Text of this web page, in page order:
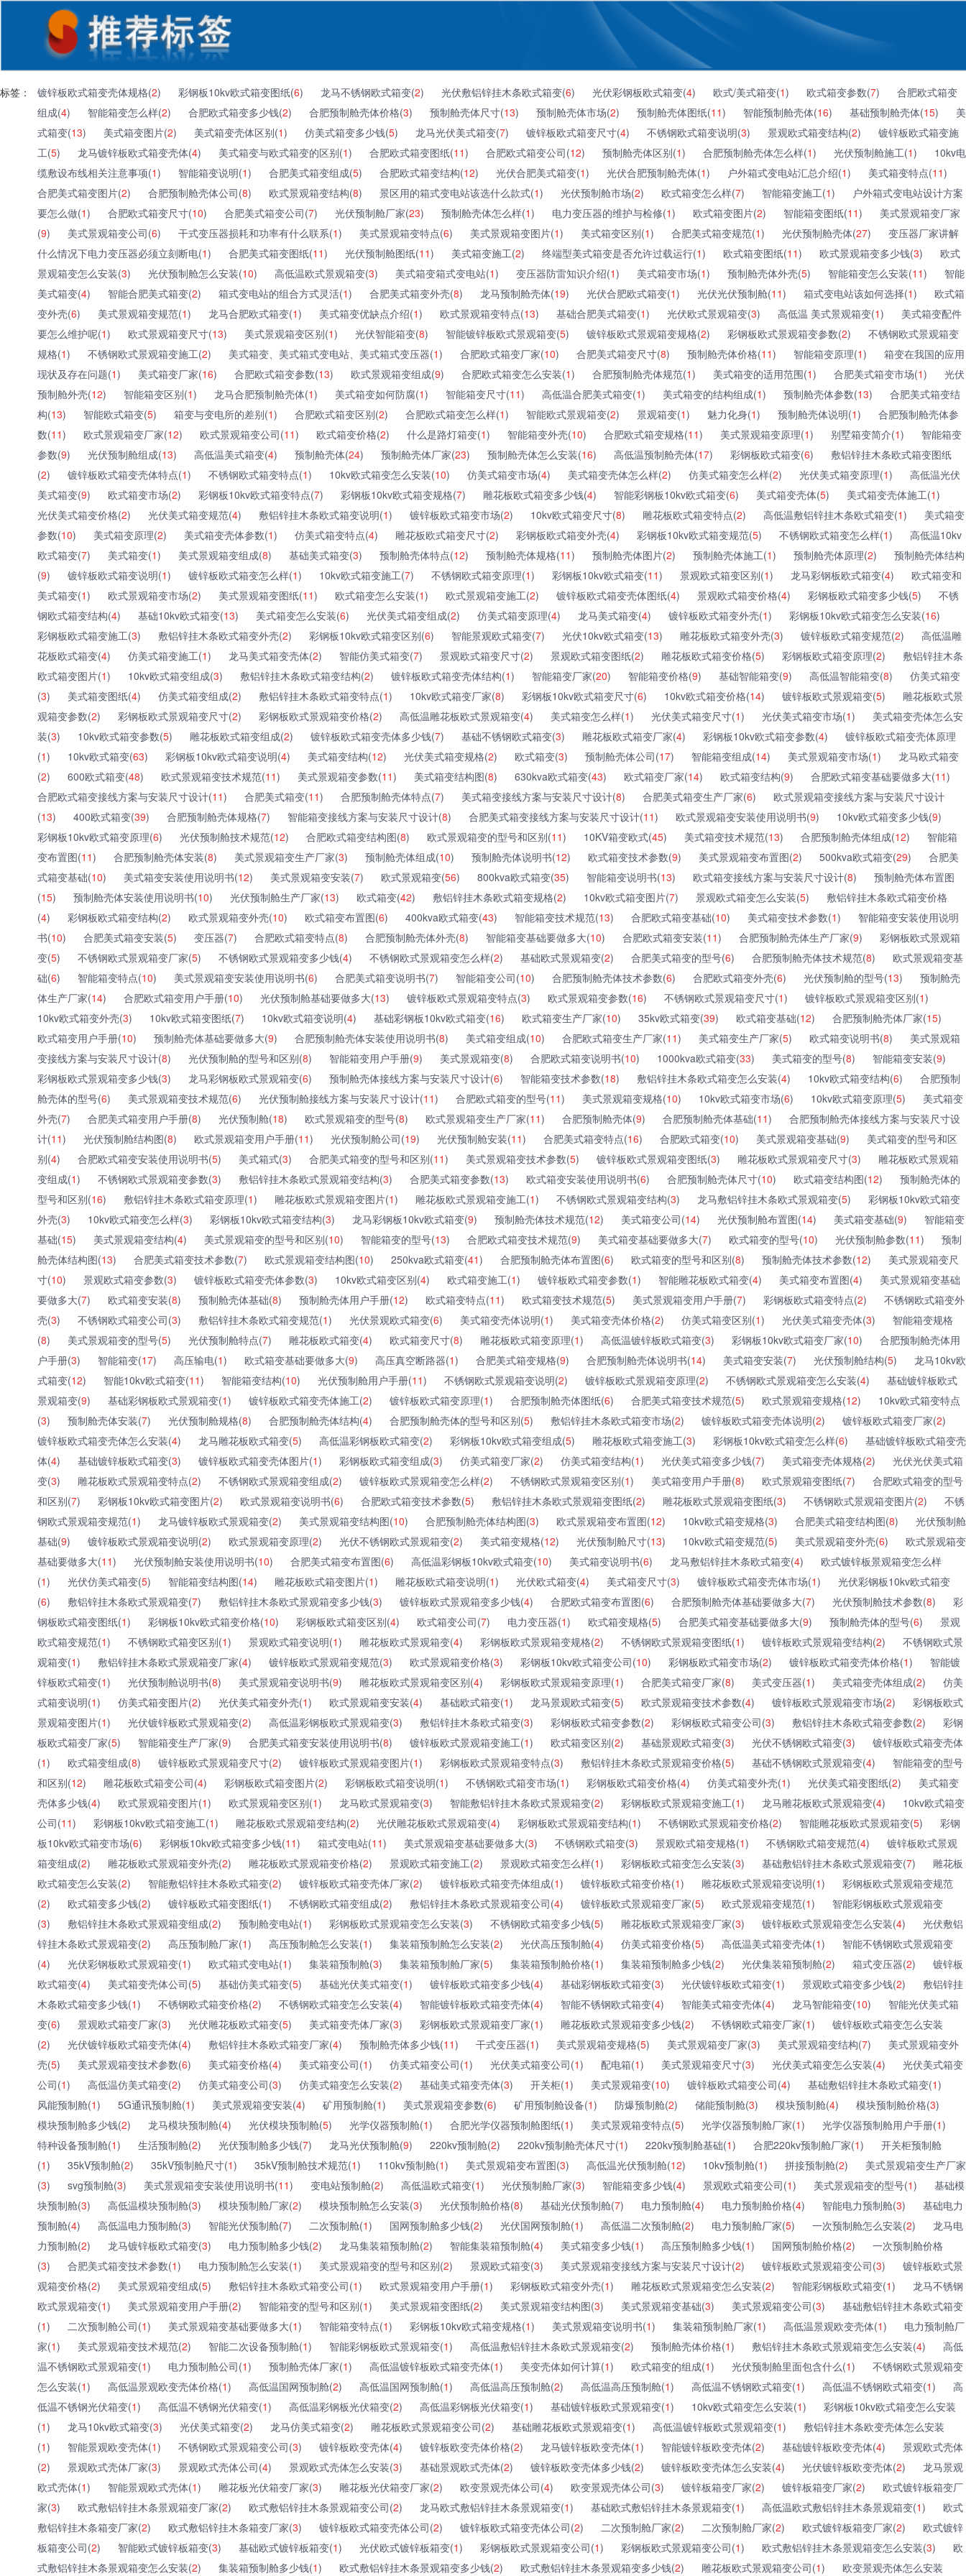
标签： 镀锌板欧式箱变壳体规格(2) 彩钢板10kv欧式箱变图纸(6) 龙马不锈钢欧式箱变(2) 光伏敷铝锌挂木条欧式箱变(6) 光伏彩钢板欧式箱变(4) 欧式/美式箱变(1) 欧式箱变参数(7)
合肥欧式箱变
组成(4) 智能箱变怎么样(2) 合肥欧式箱变多少钱(2) 合肥预制舱壳体价格(3) 预制舱壳体尺寸(13) 预制舱壳体市场(2) 预制舱壳体图纸(11) 智能预制舱壳体(16) 基础预制舱壳体(15)
美
式箱变(13) 美式箱变图片(2) 美式箱变壳体区别(1) 仿美式箱变多少钱(5) 龙马光伏美式箱变(7) 镀锌板欧式箱变尺寸(4) 不锈钢欧式箱变说明(3) 景观欧式箱变结构(2)
镀锌板欧式箱变施
工(5) 龙马镀锌板欧式箱变壳体(4) 美式箱变与欧式箱变的区别(1) 合肥欧式箱变图纸(11) 合肥欧式箱变公司(12) 预制舱壳体区别(1) 合肥预制舱壳体怎么样(1) 光伏预制舱施工(1)
10kv电
缆敷设布线相关注意事项(1) 智能箱变说明(1) 合肥美式箱变组成(5) 合肥欧式箱变结构(12) 光伏合肥美式箱变(1) 光伏合肥预制舱壳体(1) 户外箱式变电站汇总介绍(1) 美式箱变特点(11)
合肥美式箱变图片(2) 合肥预制舱壳体公司(8) 欧式景观箱变结构(8) 景区用的箱式变电站该选什么款式(1) 光伏预制舱市场(2) 欧式箱变怎么样(7) 智能箱变施工(1)
户外箱式变电站设计方案
要怎么做(1) 合肥欧式箱变尺寸(10) 合肥美式箱变公司(7) 光伏预制舱厂家(23) 预制舱壳体怎么样(1) 电力变压器的维护与检修(1) 欧式箱变图片(2) 智能箱变图纸(11)
美式景观箱变厂家
(9) 美式景观箱变公司(6) 干式变压器损耗和功率有什么联系(1) 美式景观箱变特点(6) 美式景观箱变图片(1) 美式箱变区别(1) 合肥美式箱变规范(1) 光伏预制舱壳体(27)
变压器厂家讲解
什么情况下电力变压器必须立刻断电(1) 合肥美式箱变图纸(11) 光伏预制舱图纸(11) 美式箱变施工(2) 终端型美式箱变是否允许过载运行(1) 欧式箱变图纸(11) 欧式景观箱变多少钱(3)
欧式
景观箱变怎么安装(3) 光伏预制舱怎么安装(10) 高低温欧式景观箱变(3) 美式箱变箱式变电站(1) 变压器防雷知识介绍(1) 美式箱变市场(1) 预制舱壳体外壳(5) 智能箱变怎么安装(11)
智能
美式箱变(4) 智能合肥美式箱变(2) 箱式变电站的组合方式灵活(1) 合肥美式箱变外壳(8) 龙马预制舱壳体(19) 光伏合肥欧式箱变(1) 光伏光伏预制舱(11) 箱式变电站该如何选择(1)
欧式箱
变外壳(6) 美式景观箱变规范(1) 龙马合肥欧式箱变(1) 美式箱变优缺点介绍(1) 欧式景观箱变特点(13) 基础合肥美式箱变(1) 光伏欧式景观箱变(3) 高低温 美式景观箱变(1)
美式箱变配件
要怎么维护呢(1) 欧式景观箱变尺寸(13) 美式景观箱变区别(1) 光伏智能箱变(8) 智能镀锌板欧式景观箱变(5) 镀锌板欧式景观箱变规格(2) 彩钢板欧式景观箱变参数(2)
不锈钢欧式景观箱变
规格(1) 不锈钢欧式景观箱变施工(2) 美式箱变、美式箱式变电站、美式箱式变压器(1) 合肥欧式箱变厂家(10) 合肥美式箱变尺寸(8) 预制舱壳体价格(11) 智能箱变原理(1)
箱变在我国的应用
现状及存在问题(1) 美式箱变厂家(16) 合肥欧式箱变参数(13) 欧式景观箱变组成(9) 合肥欧式箱变怎么安装(1) 合肥预制舱壳体规范(1) 美式箱变的适用范围(1) 合肥美式箱变市场(1)
光伏
预制舱外壳(12) 智能箱变区别(1) 龙马合肥预制舱壳体(1) 美式箱变如何防腐(1) 智能箱变尺寸(11) 高低温合肥美式箱变(1) 美式箱变的结构组成(1) 预制舱壳体参数(13)
合肥美式箱变结
构(13) 智能欧式箱变(5) 箱变与变电所的差别(1) 合肥欧式箱变区别(2) 合肥欧式箱变怎么样(1) 智能欧式景观箱变(2) 景观箱变(1) 魅力化身(1) 预制舱壳体说明(1)
合肥预制舱壳体参
数(11) 欧式景观箱变厂家(12) 欧式景观箱变公司(11) 欧式箱变价格(2) 什么是路灯箱变(1) 智能箱变外壳(10) 合肥欧式箱变规格(11) 美式景观箱变原理(1) 别墅箱变简介(1)
智能箱变
参数(9) 光伏预制舱组成(13) 高低温美式箱变(4) 预制舱壳体(24) 预制舱壳体厂家(23) 预制舱壳体怎么安装(16) 高低温预制舱壳体(17) 彩钢板欧式箱变(6)
敷铝锌挂木条欧式箱变图纸
(2) 镀锌板欧式箱变壳体特点(1) 不锈钢欧式箱变特点(1) 10kv欧式箱变怎么安装(10) 仿美式箱变市场(4) 美式箱变壳体怎么样(2) 仿美式箱变怎么样(2) 光伏美式箱变原理(1)
高低温光伏
美式箱变(9) 欧式箱变市场(2) 彩钢板10kv欧式箱变特点(7) 彩钢板10kv欧式箱变规格(7) 雕花板欧式箱变多少钱(4) 智能彩钢板10kv欧式箱变(6) 美式箱变壳体(5) 美式箱变壳体施工(1)
光伏美式箱变价格(2) 光伏美式箱变规范(4) 敷铝锌挂木条欧式箱变说明(1) 镀锌板欧式箱变市场(2) 10kv欧式箱变尺寸(8) 雕花板欧式箱变特点(2) 高低温敷铝锌挂木条欧式箱变(1)
美式箱变
参数(10) 美式箱变原理(2) 美式箱变壳体参数(1) 仿美式箱变特点(4) 雕花板欧式箱变尺寸(2) 彩钢板欧式箱变外壳(4) 彩钢板10kv欧式箱变规范(5) 不锈钢欧式箱变怎么样(1)
高低温10kv
欧式箱变(7) 美式箱变(1) 美式景观箱变组成(8) 基础美式箱变(3) 预制舱壳体特点(12) 预制舱壳体规格(11) 预制舱壳体图片(2) 预制舱壳体施工(1) 预制舱壳体原理(2)
预制舱壳体结构
(9) 镀锌板欧式箱变说明(1) 镀锌板欧式箱变怎么样(1) 10kv欧式箱变施工(7) 不锈钢欧式箱变原理(1) 彩钢板10kv欧式箱变(11) 景观欧式箱变区别(1) 龙马彩钢板欧式箱变(4)
欧式箱变和
美式箱变(1) 欧式景观箱变市场(2) 美式景观箱变图纸(11) 欧式箱变怎么安装(1) 欧式景观箱变施工(2) 镀锌板欧式箱变壳体图纸(4) 景观欧式箱变价格(4) 彩钢板欧式箱变多少钱(5)
不锈
钢欧式箱变结构(4) 基础10kv欧式箱变(13) 美式箱变怎么安装(6) 光伏美式箱变组成(2) 仿美式箱变原理(4) 龙马美式箱变(4) 镀锌板欧式箱变外壳(1) 彩钢板10kv欧式箱变怎么安装(16)
彩钢板欧式箱变施工(3) 敷铝锌挂木条欧式箱变外壳(2) 彩钢板10kv欧式箱变区别(6) 智能景观欧式箱变(7) 光伏10kv欧式箱变(13) 雕花板欧式箱变外壳(3) 镀锌板欧式箱变规范(2)
高低温雕
花板欧式箱变(4) 仿美式箱变施工(1) 龙马美式箱变壳体(2) 智能仿美式箱变(7) 景观欧式箱变尺寸(2) 景观欧式箱变图纸(2) 雕花板欧式箱变价格(5) 彩钢板欧式箱变原理(2)
敷铝锌挂木条
欧式箱变图片(1) 10kv欧式箱变组成(3) 敷铝锌挂木条欧式箱变结构(2) 镀锌板欧式箱变壳体结构(1) 智能箱变厂家(20) 智能箱变价格(9) 基础智能箱变(9) 高低温智能箱变(8)
仿美式箱变
(3) 美式箱变图纸(4) 仿美式箱变组成(2) 敷铝锌挂木条欧式箱变特点(1) 10kv欧式箱变厂家(8) 彩钢板10kv欧式箱变尺寸(6) 10kv欧式箱变价格(14) 镀锌板欧式景观箱变(5)
雕花板欧式景
观箱变参数(2) 彩钢板欧式景观箱变尺寸(2) 彩钢板欧式景观箱变价格(2) 高低温雕花板欧式景观箱变(4) 美式箱变怎么样(1) 光伏美式箱变尺寸(1) 光伏美式箱变市场(1)
美式箱变壳体怎么安
装(3) 10kv欧式箱变参数(5) 雕花板欧式箱变组成(2) 镀锌板欧式箱变壳体多少钱(7) 基础不锈钢欧式箱变(3) 雕花板欧式箱变厂家(4) 彩钢板10kv欧式箱变参数(4)
镀锌板欧式箱变壳体原理
(1) 10kv欧式箱变(63) 彩钢板10kv欧式箱变说明(4) 美式箱变结构(12) 光伏美式箱变规格(2) 欧式箱变(3) 预制舱壳体公司(17) 智能箱变组成(14) 美式景观箱变市场(1)
龙马欧式箱变
(2) 600欧式箱变(48) 欧式景观箱变技术规范(11) 美式景观箱变参数(11) 美式箱变结构图(8) 630kva欧式箱变(43) 欧式箱变厂家(14) 欧式箱变结构(9) 合肥欧式箱变基础要做多大(11)
合肥欧式箱变接线方案与安装尺寸设计(11) 合肥美式箱变(11) 合肥预制舱壳体特点(7) 美式箱变接线方案与安装尺寸设计(8) 合肥美式箱变生产厂家(6)
欧式景观箱变接线方案与安装尺寸设计
(13) 400欧式箱变(39) 合肥预制舱壳体规格(7) 智能箱变接线方案与安装尺寸设计(8) 合肥美式箱变接线方案与安装尺寸设计(11) 欧式景观箱变安装使用说明书(9) 10kv欧式箱变多少钱(9)
彩钢板10kv欧式箱变原理(6) 光伏预制舱技术规范(12) 合肥欧式箱变结构图(8) 欧式景观箱变的型号和区别(11) 10KV箱变欧式(45) 美式箱变技术规范(13) 合肥预制舱壳体组成(12)
智能箱
变布置图(11) 合肥预制舱壳体安装(8) 美式景观箱变生产厂家(3) 预制舱壳体组成(10) 预制舱壳体说明书(12) 欧式箱变技术参数(9) 美式景观箱变布置图(2) 500kva欧式箱变(29)
合肥美
式箱变基础(10) 美式箱变安装使用说明书(12) 美式景观箱变安装(7) 欧式景观箱变(56) 800kva欧式箱变(35) 智能箱变说明书(13) 欧式箱变接线方案与安装尺寸设计(8)
预制舱壳体布置图
(15) 预制舱壳体安装使用说明书(10) 光伏预制舱生产厂家(13) 欧式箱变(42) 敷铝锌挂木条欧式箱变规格(2) 10kv欧式箱变图片(7) 景观欧式箱变怎么安装(5)
敷铝锌挂木条欧式箱变价格
(4) 彩钢板欧式箱变结构(2) 欧式景观箱变外壳(10) 欧式箱变布置图(6) 400kva欧式箱变(43) 智能箱变技术规范(13) 合肥欧式箱变基础(10) 美式箱变技术参数(1)
智能箱变安装使用说明
书(10) 合肥美式箱变安装(5) 变压器(7) 合肥欧式箱变特点(8) 合肥预制舱壳体外壳(8) 智能箱变基础要做多大(10) 合肥欧式箱变安装(11) 合肥预制舱壳体生产厂家(9)
彩钢板欧式景观箱
变(5) 不锈钢欧式景观箱变厂家(5) 不锈钢欧式景观箱变多少钱(4) 不锈钢欧式景观箱变怎么样(2) 基础欧式景观箱变(2) 合肥美式箱变的型号(6) 合肥预制舱壳体技术规范(8)
欧式景观箱变基
础(6) 智能箱变特点(10) 美式景观箱变安装使用说明书(6) 合肥美式箱变说明书(7) 智能箱变公司(10) 合肥预制舱壳体技术参数(6) 合肥欧式箱变外壳(6) 光伏预制舱的型号(13)
预制舱壳
体生产厂家(14) 合肥欧式箱变用户手册(10) 光伏预制舱基础要做多大(13) 镀锌板欧式景观箱变特点(3) 欧式景观箱变参数(16) 不锈钢欧式景观箱变尺寸(1) 镀锌板欧式景观箱变区别(1)
10kv欧式箱变外壳(3) 10kv欧式箱变图纸(7) 10kv欧式箱变说明(4) 基础彩钢板10kv欧式箱变(16) 欧式箱变生产厂家(10) 35kv欧式箱变(39) 欧式箱变基础(12) 合肥预制舱壳体厂家(15)
欧式箱变用户手册(10) 预制舱壳体基础要做多大(9) 合肥预制舱壳体安装使用说明书(8) 美式箱变组成(10) 合肥欧式箱变生产厂家(11) 美式箱变生产厂家(5) 欧式箱变说明书(8)
美式景观箱
变接线方案与安装尺寸设计(8) 光伏预制舱的型号和区别(8) 智能箱变用户手册(9) 美式景观箱变(8) 合肥欧式箱变说明书(10) 1000kva欧式箱变(33) 美式箱变的型号(8) 智能箱变安装(9)
彩钢板欧式景观箱变多少钱(3) 龙马彩钢板欧式景观箱变(6) 预制舱壳体接线方案与安装尺寸设计(6) 智能箱变技术参数(18) 敷铝锌挂木条欧式箱变怎么安装(4) 10kv欧式箱变结构(6)
合肥预制
舱壳体的型号(6) 美式景观箱变技术规范(6) 光伏预制舱接线方案与安装尺寸设计(11) 合肥欧式箱变的型号(11) 美式景观箱变规格(10) 10kv欧式箱变市场(6) 10kv欧式箱变原理(5)
美式箱变
外壳(7) 合肥美式箱变用户手册(8) 光伏预制舱(18) 欧式景观箱变的型号(8) 欧式景观箱变生产厂家(11) 合肥预制舱壳体(9) 合肥预制舱壳体基础(11)
合肥预制舱壳体接线方案与安装尺寸设
计(11) 光伏预制舱结构图(8) 欧式景观箱变用户手册(11) 光伏预制舱公司(19) 光伏预制舱安装(11) 合肥美式箱变特点(16) 合肥欧式箱变(10) 美式景观箱变基础(9)
美式箱变的型号和区
别(4) 合肥欧式箱变安装使用说明书(5) 美式箱式(3) 合肥美式箱变的型号和区别(11) 美式景观箱变技术参数(5) 镀锌板欧式景观箱变图纸(3) 雕花板欧式景观箱变尺寸(3)
雕花板欧式景观箱
变组成(1) 不锈钢欧式景观箱变参数(3) 敷铝锌挂木条欧式景观箱变结构(3) 合肥美式箱变参数(13) 欧式箱变安装使用说明书(6) 合肥预制舱壳体尺寸(10) 欧式箱变结构图(12)
预制舱壳体的
型号和区别(16) 敷铝锌挂木条欧式箱变原理(1) 雕花板欧式景观箱变图片(1) 雕花板欧式景观箱变施工(1) 不锈钢欧式景观箱变结构(3) 龙马敷铝锌挂木条欧式景观箱变(5)
彩钢板10kv欧式箱变
外壳(3) 10kv欧式箱变怎么样(3) 彩钢板10kv欧式箱变结构(3) 龙马彩钢板10kv欧式箱变(9) 预制舱壳体技术规范(12) 美式箱变公司(14) 光伏预制舱布置图(14) 美式箱变基础(9)
智能箱变
基础(15) 美式景观箱变结构(4) 美式景观箱变的型号和区别(10) 智能箱变的型号(13) 合肥欧式箱变技术规范(9) 美式箱变基础要做多大(7) 欧式箱变的型号(10) 光伏预制舱参数(11)
预制
舱壳体结构图(13) 合肥美式箱变技术参数(7) 欧式景观箱变结构图(10) 250kva欧式箱变(41) 合肥预制舱壳体布置图(6) 欧式箱变的型号和区别(8) 预制舱壳体技术参数(12)
美式景观箱变尺
寸(10) 景观欧式箱变参数(3) 镀锌板欧式箱变壳体参数(3) 10kv欧式箱变区别(4) 欧式箱变施工(1) 镀锌板欧式箱变参数(1) 智能雕花板欧式箱变(4) 美式箱变布置图(4)
美式景观箱变基础
要做多大(7) 欧式箱变安装(8) 预制舱壳体基础(8) 预制舱壳体用户手册(12) 欧式箱变特点(11) 欧式箱变技术规范(5) 美式景观箱变用户手册(7) 彩钢板欧式箱变特点(2)
不锈钢欧式箱变外
壳(3) 不锈钢欧式箱变公司(3) 敷铝锌挂木条欧式箱变规范(1) 光伏景观欧式箱变(6) 美式箱变壳体说明(1) 美式箱变壳体价格(2) 仿美式箱变区别(1) 光伏美式箱变壳体(3)
智能箱变规格
(8) 美式景观箱变的型号(5) 光伏预制舱特点(7) 雕花板欧式箱变(4) 欧式箱变尺寸(8) 雕花板欧式箱变原理(1) 高低温镀锌板欧式箱变(3) 彩钢板10kv欧式箱变厂家(10)
合肥预制舱壳体用
户手册(3) 智能箱变(17) 高压输电(1) 欧式箱变基础要做多大(9) 高压真空断路器(1) 合肥美式箱变规格(9) 合肥预制舱壳体说明书(14) 美式箱变安装(7) 光伏预制舱结构(5)
龙马10kv欧
式箱变(12) 智能10kv欧式箱变(11) 智能箱变结构(10) 光伏预制舱用户手册(11) 不锈钢欧式景观箱变说明(2) 镀锌板欧式景观箱变原理(2) 不锈钢欧式景观箱变怎么安装(4)
基础镀锌板欧式
景观箱变(9) 基础彩钢板欧式景观箱变(1) 镀锌板欧式箱变壳体施工(2) 镀锌板欧式箱变原理(1) 合肥预制舱壳体图纸(6) 合肥美式箱变技术规范(5) 欧式景观箱变规格(12)
10kv欧式箱变特点
(3) 预制舱壳体安装(7) 光伏预制舱规格(8) 合肥预制舱壳体结构(4) 合肥预制舱壳体的型号和区别(5) 敷铝锌挂木条欧式箱变市场(2) 镀锌板欧式箱变壳体说明(2) 镀锌板欧式箱变厂家(2)
镀锌板欧式箱变壳体怎么安装(4) 龙马雕花板欧式箱变(5) 高低温彩钢板欧式箱变(2) 彩钢板10kv欧式箱变组成(5) 雕花板欧式箱变施工(3) 彩钢板10kv欧式箱变怎么样(6)
基础镀锌板欧式箱变壳
体(4) 基础镀锌板欧式箱变(3) 镀锌板欧式箱变壳体图片(1) 彩钢板欧式箱变组成(3) 仿美式箱变厂家(2) 仿美式箱变结构(1) 光伏美式箱变多少钱(7) 美式箱变壳体规格(2)
光伏光伏美式箱
变(3) 雕花板欧式景观箱变特点(2) 不锈钢欧式景观箱变组成(2) 镀锌板欧式景观箱变怎么样(2) 不锈钢欧式景观箱变区别(1) 美式箱变用户手册(8) 欧式景观箱变图纸(7)
合肥欧式箱变的型号
和区别(7) 彩钢板10kv欧式箱变图片(2) 欧式景观箱变说明书(6) 合肥欧式箱变技术参数(5) 敷铝锌挂木条欧式景观箱变图纸(2) 雕花板欧式景观箱变图纸(3) 不锈钢欧式景观箱变图片(2)
不锈
钢欧式景观箱变规范(1) 龙马镀锌板欧式景观箱变(2) 美式景观箱变结构图(10) 合肥预制舱壳体结构图(3) 欧式景观箱变布置图(12) 10kv欧式箱变规格(3) 合肥美式箱变结构图(8)
光伏预制舱
基础(9) 镀锌板欧式景观箱变说明(2) 欧式景观箱变原理(2) 光伏不锈钢欧式景观箱变(2) 美式箱变规格(12) 光伏预制舱尺寸(13) 10kv欧式箱变规范(5) 美式景观箱变外壳(6)
欧式景观箱变
基础要做多大(11) 光伏预制舱安装使用说明书(10) 合肥美式箱变布置图(6) 高低温彩钢板10kv欧式箱变(10) 美式箱变说明书(6) 龙马敷铝锌挂木条欧式箱变(4)
欧式镀锌板景观箱变怎么样
(1) 光伏仿美式箱变(5) 智能箱变结构图(14) 雕花板欧式箱变图片(1) 雕花板欧式箱变说明(1) 光伏欧式箱变(4) 美式箱变尺寸(3) 镀锌板欧式箱变壳体市场(1)
光伏彩钢板10kv欧式箱变
(6) 敷铝锌挂木条欧式景观箱变(7) 敷铝锌挂木条欧式景观箱变多少钱(3) 镀锌板欧式景观箱变多少钱(4) 合肥欧式箱变布置图(6) 合肥预制舱壳体基础要做多大(7) 光伏预制舱技术参数(8)
彩
钢板欧式箱变图纸(1) 彩钢板10kv欧式箱变价格(10) 彩钢板欧式箱变区别(4) 欧式箱变公司(7) 电力变压器(1) 欧式箱变规格(5) 合肥美式箱变基础要做多大(9) 预制舱壳体的型号(6)
景观
欧式箱变规范(1) 不锈钢欧式箱变区别(1) 景观欧式箱变说明(1) 雕花板欧式景观箱变(4) 彩钢板欧式景观箱变规格(2) 不锈钢欧式景观箱变图纸(1) 镀锌板欧式景观箱变结构(2)
不锈钢欧式景
观箱变(1) 敷铝锌挂木条欧式景观箱变厂家(4) 镀锌板欧式景观箱变规范(3) 欧式景观箱变价格(3) 彩钢板10kv欧式箱变公司(10) 彩钢板欧式箱变市场(2) 镀锌板欧式箱变壳体价格(1)
智能镀
锌板欧式箱变(1) 光伏预制舱说明书(8) 美式景观箱变说明书(9) 雕花板欧式景观箱变区别(4) 彩钢板欧式景观箱变原理(1) 合肥美式箱变厂家(8) 美式变压器(1) 美式箱变壳体组成(2)
仿美
式箱变说明(1) 仿美式箱变图片(2) 光伏美式箱变外壳(1) 欧式景观箱变安装(4) 基础欧式箱变(1) 龙马景观欧式箱变(5) 欧式景观箱变技术参数(4) 镀锌板欧式景观箱变市场(2)
彩钢板欧式
景观箱变图片(1) 光伏镀锌板欧式景观箱变(2) 高低温彩钢板欧式景观箱变(3) 敷铝锌挂木条欧式箱变(3) 彩钢板欧式箱变参数(2) 彩钢板欧式箱变公司(3) 敷铝锌挂木条欧式箱变参数(2)
彩钢
板欧式箱变厂家(5) 智能箱变生产厂家(9) 合肥美式箱变安装使用说明书(8) 镀锌板欧式景观箱变施工(1) 欧式箱变区别(2) 基础景观欧式箱变(3) 光伏不锈钢欧式箱变(3)
镀锌板欧式箱变壳体
(1) 欧式箱变组成(8) 镀锌板欧式景观箱变尺寸(2) 镀锌板欧式景观箱变图片(1) 彩钢板欧式景观箱变特点(3) 敷铝锌挂木条欧式景观箱变价格(5) 基础不锈钢欧式景观箱变(4)
智能箱变的型号
和区别(12) 雕花板欧式箱变公司(4) 彩钢板欧式箱变图片(2) 彩钢板欧式箱变说明(1) 不锈钢欧式箱变市场(1) 彩钢板欧式箱变价格(4) 仿美式箱变外壳(1) 光伏美式箱变图纸(2)
美式箱变
壳体多少钱(4) 欧式景观箱变图片(1) 欧式景观箱变区别(1) 龙马欧式景观箱变(3) 智能敷铝锌挂木条欧式景观箱变(2) 彩钢板欧式景观箱变施工(1) 龙马雕花板欧式景观箱变(4)
10kv欧式箱变
公司(11) 彩钢板10kv欧式箱变施工(1) 雕花板欧式景观箱变结构(2) 光伏雕花板欧式景观箱变(4) 彩钢板欧式景观箱变结构(1) 不锈钢欧式景观箱变价格(2) 智能雕花板欧式景观箱变(5)
彩钢
板10kv欧式箱变市场(6) 彩钢板10kv欧式箱变多少钱(11) 箱式变电站(11) 美式景观箱变基础要做多大(3) 不锈钢欧式箱变(3) 景观欧式箱变规格(1) 不锈钢欧式箱变规范(4)
镀锌板欧式景观
箱变组成(2) 雕花板欧式景观箱变外壳(2) 雕花板欧式景观箱变价格(2) 景观欧式箱变施工(2) 景观欧式箱变怎么样(1) 彩钢板欧式箱变怎么安装(3) 基础敷铝锌挂木条欧式景观箱变(7)
雕花板
欧式箱变怎么安装(2) 智能敷铝锌挂木条欧式箱变(2) 镀锌板欧式箱变壳体厂家(2) 镀锌板欧式箱变壳体组成(1) 镀锌板欧式箱变价格(1) 雕花板欧式景观箱变说明(1)
彩钢板欧式景观箱变规范
(2) 欧式箱变多少钱(2) 镀锌板欧式箱变图纸(1) 不锈钢欧式箱变组成(2) 敷铝锌挂木条欧式景观箱变公司(4) 镀锌板欧式景观箱变厂家(5) 欧式景观箱变规范(1)
智能彩钢板欧式景观箱变
(3) 敷铝锌挂木条欧式景观箱变组成(2) 预制舱变电站(1) 彩钢板欧式景观箱变怎么安装(3) 不锈钢欧式箱变多少钱(5) 雕花板欧式景观箱变厂家(3) 镀锌板欧式景观箱变怎么安装(4)
光伏敷铝
锌挂木条欧式景观箱变(2) 高压预制舱厂家(1) 高压预制舱怎么安装(1) 集装箱预制舱怎么安装(2) 光伏高压预制舱(4) 仿美式箱变价格(5) 高低温美式箱变壳体(1)
智能不锈钢欧式景观箱变
(4) 光伏彩钢板欧式景观箱变(1) 欧式箱式变电站(1) 集装箱预制舱(3) 集装箱预制舱厂家(5) 集装箱预制舱价格(1) 集装箱预制舱多少钱(2) 光伏集装箱预制舱(2) 箱式变压器(2)
镀锌板
欧式箱变(4) 美式箱变壳体公司(5) 基础仿美式箱变(5) 基础光伏美式箱变(1) 镀锌板欧式箱变多少钱(4) 基础彩钢板欧式箱变(3) 光伏镀锌板欧式箱变(1) 景观欧式箱变多少钱(2)
敷铝锌挂
木条欧式箱变多少钱(1) 不锈钢欧式箱变价格(2) 不锈钢欧式箱变怎么安装(4) 智能镀锌板欧式箱变壳体(4) 智能不锈钢欧式箱变(4) 智能美式箱变壳体(4) 龙马智能箱变(10)
智能光伏美式箱
变(6) 景观欧式箱变厂家(3) 光伏雕花板欧式箱变(5) 美式箱变壳体厂家(3) 彩钢板欧式景观箱变厂家(1) 雕花板欧式景观箱变多少钱(2) 不锈钢欧式箱变厂家(1)
镀锌板欧式箱变怎么安装
(2) 光伏镀锌板欧式箱变壳体(4) 敷铝锌挂木条欧式箱变厂家(4) 预制舱壳体多少钱(11) 干式变压器(1) 美式景观箱变规格(5) 美式景观箱变厂家(3) 美式景观箱变结构(7)
美式景观箱变外
壳(5) 美式景观箱变技术参数(6) 美式箱变价格(4) 美式箱变公司(1) 仿美式箱变公司(1) 光伏美式箱变公司(1) 配电箱(1) 美式景观箱变尺寸(3) 光伏美式箱变怎么安装(4)
光伏美式箱变
公司(1) 高低温仿美式箱变(2) 仿美式箱变公司(3) 仿美式箱变怎么安装(2) 基础美式箱变壳体(3) 开关柜(1) 美式景观箱变(10) 镀锌板欧式箱变公司(4) 基础敷铝锌挂木条欧式箱变(1)
风能预制舱(1) 5G通讯预制舱(1) 美式景观箱变安装(4) 矿用预制舱(1) 美式景观箱变参数(6) 矿用预制舱设备(1) 防爆预制舱(2) 储能预制舱(3) 模块预制舱(4) 模块预制舱价格(3)
模块预制舱多少钱(2) 龙马模块预制舱(4) 光伏模块预制舱(5) 光学仪器预制舱(1) 合肥光学仪器预制舱图纸(1) 美式景观箱变特点(5) 光学仪器预制舱厂家(1) 光学仪器预制舱用户手册(1)
特种设备预制舱(1) 生活预制舱(2) 光伏预制舱多少钱(7) 龙马光伏预制舱(9) 220kv预制舱(2) 220kv预制舱壳体尺寸(1) 220kv预制舱基础(1) 合肥220kv预制舱厂家(1)
开关柜预制舱
(1) 35kV预制舱(2) 35kV预制舱尺寸(1) 35kV预制舱技术规范(1) 110kv预制舱(1) 美式景观箱变布置图(3) 高低温光伏预制舱(12) 10kv预制舱(1) 拼接预制舱(2)
美式景观箱变生产厂家
(3) svg预制舱(3) 美式景观箱变安装使用说明书(11) 变电站预制舱(2) 高低温欧式箱变(1) 光伏预制舱厂家(3) 智能箱变多少钱(4) 景观欧式箱变公司(1) 美式景观箱变的型号(1)
基础模
块预制舱(3) 高低温模块预制舱(3) 模块预制舱厂家(2) 模块预制舱怎么安装(3) 光伏预制舱价格(8) 基础光伏预制舱(7) 电力预制舱(4) 电力预制舱价格(4) 智能电力预制舱(3)
基础电力
预制舱(4) 高低温电力预制舱(3) 智能光伏预制舱(7) 二次预制舱(1) 国网预制舱多少钱(2) 光伏国网预制舱(1) 高低温二次预制舱(2) 电力预制舱厂家(5) 一次预制舱怎么安装(2)
龙马电
力预制舱(2) 龙马镀锌板欧式箱变(3) 电力预制舱多少钱(2) 龙马集装箱预制舱(2) 智能集装箱预制舱(4) 美式箱变多少钱(1) 高压预制舱多少钱(1) 国网预制舱价格(2)
一次预制舱价格
(3) 合肥美式箱变技术参数(1) 电力预制舱怎么安装(1) 美式景观箱变的型号和区别(2) 景观欧式箱变(3) 美式景观箱变接线方案与安装尺寸设计(2) 镀锌板欧式景观箱变公司(3)
镀锌板欧式景
观箱变价格(2) 美式景观箱变组成(5) 敷铝锌挂木条欧式箱变公司(1) 欧式景观箱变用户手册(1) 彩钢板欧式箱变外壳(1) 雕花板欧式景观箱变怎么安装(2) 智能彩钢板欧式箱变(1)
龙马不锈钢
欧式景观箱变(1) 美式景观箱变用户手册(2) 智能箱变的型号和区别(1) 美式景观箱变图纸(2) 美式景观箱变结构图(3) 美式景观箱变基础(3) 美式景观箱变公司(3)
基础敷铝锌挂木条欧式箱变
(1) 二次预制舱公司(1) 美式景观箱变基础要做多大(1) 智能箱变特点(1) 彩钢板10kv欧式箱变规格(1) 美式景观箱变说明书(1) 集装箱预制舱厂家(1) 高低温景观欧变壳体(1)
电力预制舱厂
家(1) 美式景观箱变技术规范(2) 智能二次设备预制舱(1) 智能彩钢板欧式景观箱变(1) 高低温敷铝锌挂木条欧式景观箱变(2) 预制舱壳体价格(1) 敷铝锌挂木条欧式景观箱变怎么安装(4)
高低
温不锈钢欧式景观箱变(1) 电力预制舱公司(1) 预制舱壳体厂家(1) 高低温镀锌板欧式箱变壳体(1) 美变壳体如何计算(1) 欧式箱变的组成(1) 光伏预制舱里面包含什么(1)
不锈钢欧式景观箱变
怎么安装(1) 高低温景观欧变壳体价格(1) 高低温国网预制舱(2) 高低温国网预制舱(1) 高低温高压预制舱(2) 高低温高压预制舱(1) 高低温不锈钢欧式箱变(1) 高低温不锈钢欧式箱变(1)
高
低温不锈钢光伏箱变(1) 高低温不锈钢光伏箱变(1) 高低温彩钢板光伏箱变(2) 高低温彩钢板光伏箱变(1) 基础镀锌板欧式景观箱变(1) 10kv欧式箱变怎么安装(1)
彩钢板10kv欧式箱变怎么安装
(1) 龙马10kv欧式箱变(3) 光伏美式箱变(2) 龙马仿美式箱变(2) 雕花板欧式景观箱变公司(2) 基础雕花板欧式景观箱变(1) 高低温镀锌板欧式景观箱变(1)
敷铝锌挂木条欧变壳体怎么安装
(1) 智能景观欧变壳体(1) 不锈钢欧式景观箱变公司(3) 镀锌板欧变壳体(4) 镀锌板欧变壳体价格(2) 龙马镀锌板欧变壳体(1) 智能镀锌板欧变壳体(2) 基础镀锌板欧变壳体(4)
景观欧式壳体
(2) 景观欧式壳体厂家(3) 景观欧式壳体公司(4) 景观欧式壳体怎么安装(3) 基础景观欧式壳体(2) 镀锌板欧变壳体多少钱(2) 镀锌板欧变壳体怎么安装(4) 光伏镀锌板欧变壳体(2)
龙马景观
欧式壳体(1) 智能景观欧式壳体(1) 雕花板光伏箱变厂家(3) 雕花板光伏箱变厂家(2) 欧变景观壳体公司(4) 欧变景观壳体公司(3) 镀锌板箱变厂家(2) 镀锌板箱变厂家(2)
欧式镀锌板箱变厂
家(3) 欧式敷铝锌挂木条景观箱变厂家(2) 欧式敷铝锌挂木条景观箱变公司(2) 龙马欧式敷铝锌挂木条景观箱变(1) 基础欧式敷铝锌挂木条景观箱变(1) 高低温欧式敷铝锌挂木条景观箱变(1)
欧式
敷铝锌挂木条箱变厂家(2) 欧式敷铝锌挂木条箱变厂家(3) 镀锌板欧式箱变壳体公司(2) 镀锌板欧式箱变壳体公司(2) 二次预制舱厂家(2) 二次预制舱厂家(2) 欧式镀锌板箱变厂家(2)
欧式镀锌
板箱变公司(2) 智能欧式镀锌板箱变(3) 基础欧式镀锌板箱变(1) 光伏欧式镀锌板箱变(1) 彩钢板欧式景观箱变公司(1) 彩钢板欧式景观箱变公司(1) 欧式敷铝锌挂木条景观箱变怎么安装(3)
欧
式敷铝锌挂木条景观箱变怎么安装(2) 集装箱预制舱多少钱(1) 欧式敷铝锌挂木条景观箱变多少钱(2) 欧式敷铝锌挂木条景观箱变多少钱(2) 雕花板欧式景观箱变公司(1) 欧变景观壳体怎么安装